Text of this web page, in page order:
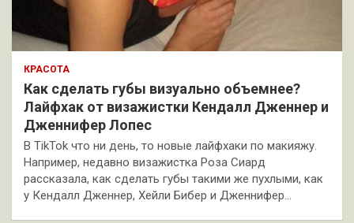
КРАСОТА
Как сделать губы визуально объемнее?
Лайфхак от визажистки Кендалл Дженнер и
Дженнифер Лопес
В TikTok что ни день, то новые лайфхаки по макияжу.
Например, недавно визажистка Роза Сиард
рассказала, как сделать губы такими же пухлыми, как
у Кендалл Дженнер, Хейли Бибер и Дженнифер…